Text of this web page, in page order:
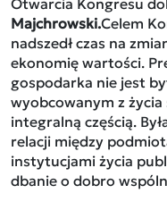
Otwarcia Kongresu
Majchrowski.Celem
nadszedł czas na
ekonomię wartości.
gospodarka nie jest
wyobcowanym z życia
integralną częścią.
relacji między
instytucjami życia
dbanie o dobro